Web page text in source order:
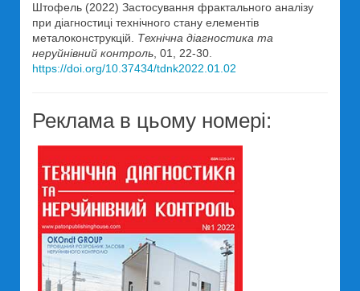
Штофель (2022) Застосування фрактального аналізу
при діагностиці технічного стану елементів
металоконструкцій. Технічна діагностика та
неруйнівний контроль , 01, 22-30.
https://doi.org/10.37434/tdnk2022.01.02
Реклама в цьому номері: